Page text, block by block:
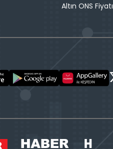
Altın ONS Fiyatı